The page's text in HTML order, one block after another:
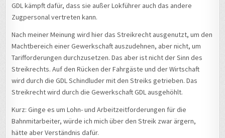
GDL kämpft dafür, dass sie außer Lokführer auch das andere
Zugpersonal vertreten kann.
Nach meiner Meinung wird hier das Streikrecht ausgenutzt, um den
Machtbereich einer Gewerkschaft auszudehnen, aber nicht, um
Tarifforderungen durchzusetzen. Das aber ist nicht der Sinn des
Streikrechts. Auf den Rücken der Fahrgäste und der Wirtschaft
wird durch die GDL Schindluder mit den Streiks getrieben. Das
Streikrecht wird durch die Gewerkschaft GDL ausgehöhlt.
Kurz: Ginge es um Lohn- und Arbeitzeitforderungen für die
Bahnmitarbeiter, würde ich mich über den Streik zwar ärgern,
hätte aber Verständnis dafür.